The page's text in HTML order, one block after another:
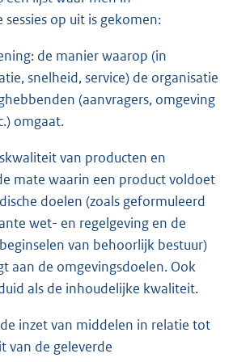
op uit is gekomen:
de manier waarop (in
snelheid, service) de organisatie
(aanvragers, omgeving
omgaat.
van producten en
mate waarin een product voldoet
doelen (zoals geformuleerd
wet- en regelgeving en de
van behoorlijk bestuur)
aan de omgevingsdoelen. Ook
als de inhoudelijke kwaliteit.
inzet van middelen in relatie tot
van de geleverde